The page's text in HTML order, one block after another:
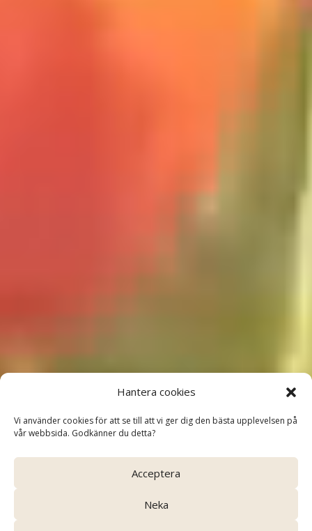
Hantera cookies
Vi använder cookies för att se till att vi ger dig den bästa upplevelsen på
vår webbsida. Godkänner du detta?
Acceptera
Neka
Grand Tours
– Resor med omtanke och
kvalitet